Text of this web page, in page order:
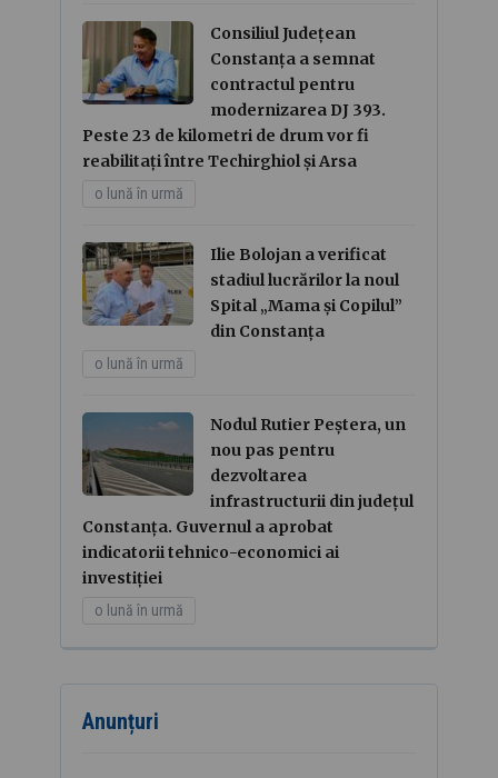
Consiliul Județean
Constanța a semnat
contractul pentru
modernizarea DJ 393.
Peste 23 de kilometri de drum vor fi
reabilitați între Techirghiol și Arsa
o lună în urmă
Ilie Bolojan a verificat
stadiul lucrărilor la noul
Spital „Mama și Copilul”
din Constanța
o lună în urmă
Nodul Rutier Peștera, un
nou pas pentru
dezvoltarea
infrastructurii din județul
Constanța. Guvernul a aprobat
indicatorii tehnico-economici ai
investiției
o lună în urmă
Anunțuri